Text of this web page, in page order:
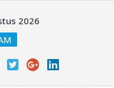
2026